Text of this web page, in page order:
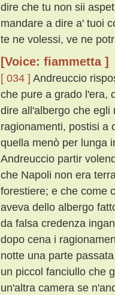
dire che tu non sii
mandare a dire a' tuoi
te ne volessi, ve ne
[Voice: fiammetta ]
[ 034 ] Andreuccio
che pure a grado l'era,
dire all'albergo che
ragionamenti, postisi a
quella menò per lunga
Andreuccio partir
che Napoli non era
forestiere; e che come
aveva dello albergo
da falsa credenza
dopo cena i
notte una parte
un piccol fanciullo che
un'altra camera se